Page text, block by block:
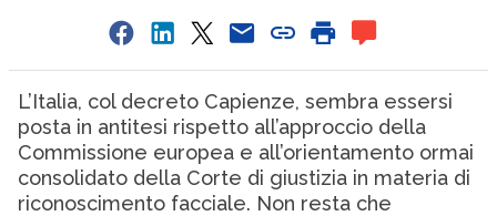
L’Italia, col decreto Capienze, sembra essersi
posta in antitesi rispetto all’approccio della
Commissione europea e all’orientamento ormai
consolidato della Corte di giustizia in materia di
riconoscimento facciale. Non resta che